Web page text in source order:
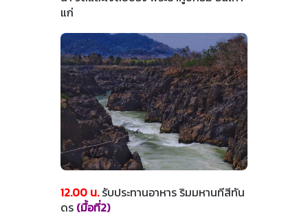
แก่
12.00 น.รับประทานอาหาร ริมมหานทีสีทัน
ดร (มื้อที่2)